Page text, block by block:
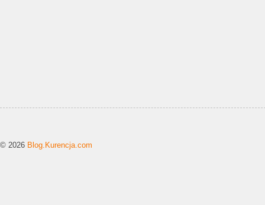
© 2026 Blog.Kurencja.com